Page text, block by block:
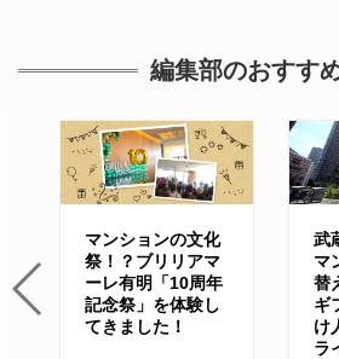
編集部のおすす
マンションの文化
祭！？ブリリアマ
ーレ有明「10周年
記念祭」を体験し
てきました！
武
マ
替
ギ
け
ラ